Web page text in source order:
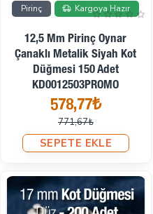
İndirimde
Pirinç Kargoya Hazır
12,5 Mm Pirinç Oynar
Çanaklı Metalik Siyah Kot
Düğmesi 150 Adet
KD0012503PROMO
578,77₺
771,67₺
SEPETE EKLE